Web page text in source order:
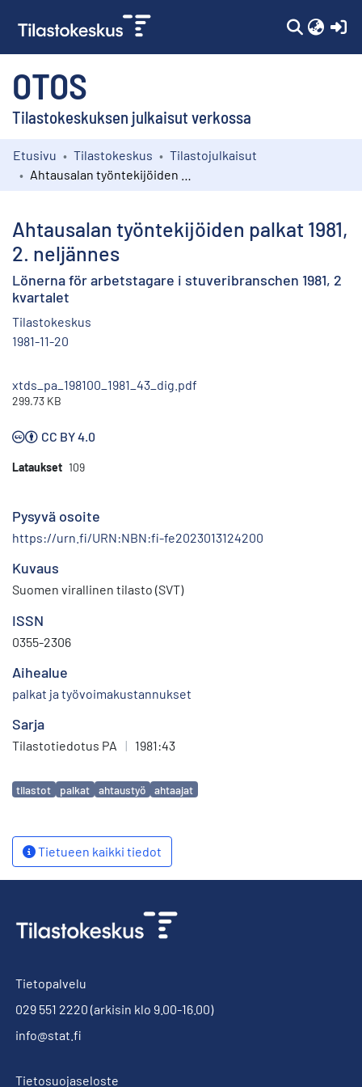
OTOS
Tilastokeskuksen julkaisut verkossa
Kokoelmat
Etusivu Tilastokeskus
Tilastojulkaisut
Ahtausalan työntekijöiden palkat 1981,
2. neljännes
Lönerna för arbetstagare i stuveribranschen 1981, 2
kvartalet
Tilastokeskus
1981-11-20
xtds_pa_198100_1981_43_dig.pdf
299.73 KB
CC BY 4.0
Lataukset 109
Pysyvä osoite
https://urn.fi/URN:NBN:fi-fe2023013124200
Kuvaus
Suomen virallinen tilasto (SVT)
ISSN
0355-2306
Aihealue
palkat ja työvoimakustannukset
Sarja
Tilastotiedotus PA | 1981:43
Avainsanat
tilastot palkat ahtaustyö ahtaajat
Tietueen kaikki tiedot
Tietopalvelu
029 551 2220 (arkisin klo 9.00-16.00)
info@stat.fi
Tietosuojaseloste